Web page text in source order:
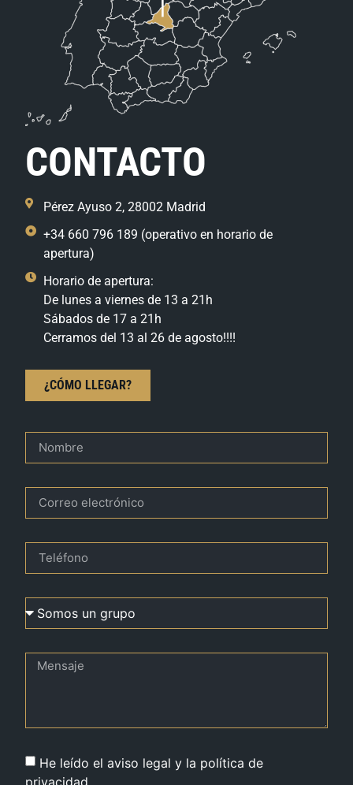
CONTACTO
Pérez Ayuso 2, 28002 Madrid
+34 660 796 189 (operativo en horario de
apertura)
Horario de apertura:
De lunes a viernes de 13 a 21h
Sábados de 17 a 21h
Cerramos del 13 al 26 de agosto!!!!
¿CÓMO LLEGAR?
He leído el aviso legal y la política de
privacidad